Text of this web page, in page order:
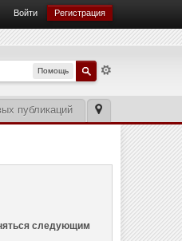
Войти Регистрация
Помощь
публикаций
следующим